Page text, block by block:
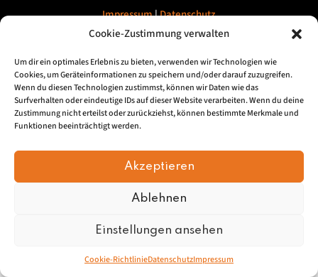
Cookie-Zustimmung verwalten
Um dir ein optimales Erlebnis zu bieten, verwenden wir Technologien wie
Cookies, um Geräteinformationen zu speichern und/oder darauf zuzugreifen.
Wenn du diesen Technologien zustimmst, können wir Daten wie das
Surfverhalten oder eindeutige IDs auf dieser Website verarbeiten. Wenn du deine
Zustimmung nicht erteilst oder zurückziehst, können bestimmte Merkmale und
Funktionen beeinträchtigt werden.
Akzeptieren
Ablehnen
Einstellungen ansehen
Cookie-RichtlinieDatenschutzImpressum
Impressum|Datenschutz